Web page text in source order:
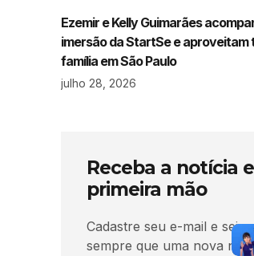
Ezemir e Kelly Guimarães
imersão da StartSe e aproveitam
família em São Paulo
julho 28, 2026
Receba a notícia
primeira mão
Cadastre seu e-mail e seja
sempre que uma nova